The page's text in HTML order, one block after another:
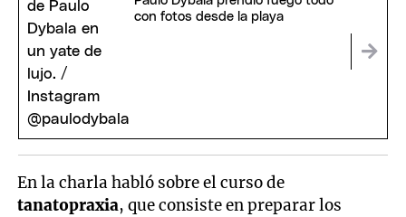
con fotos desde la playa
En la charla habló sobre el curso de
tanatopraxia, que consiste en preparar los